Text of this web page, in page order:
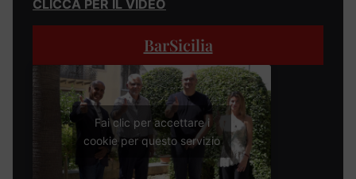
CLICCA PER IL VIDEO
BarSicilia
Fai clic per accettare i
cookie per questo servizio